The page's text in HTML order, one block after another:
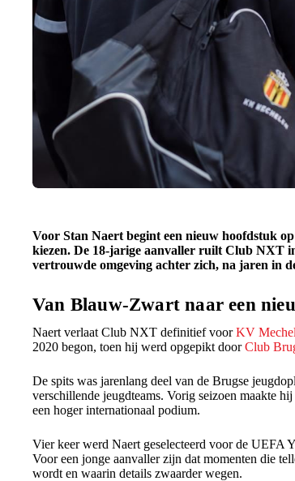
Voor Stan Naert begint een nieuw hoofdstuk
kiezen. De 18-jarige aanvaller ruilt Club NXT
vertrouwde omgeving achter zich, na jaren in
Van Blauw-Zwart naar een
Naert verlaat Club NXT definitief voorKV
2020 begon, toen hij werd opgepikt doorClub
De spits was jarenlang deel van de Brugse
verschillende jeugdteams. Vorig seizoen maakte
een hoger internationaal podium.
Vier keer werd Naert geselecteerd voor de UEFA
Voor een jonge aanvaller zijn dat momenten die
wordt en waarin details zwaarder wegen.